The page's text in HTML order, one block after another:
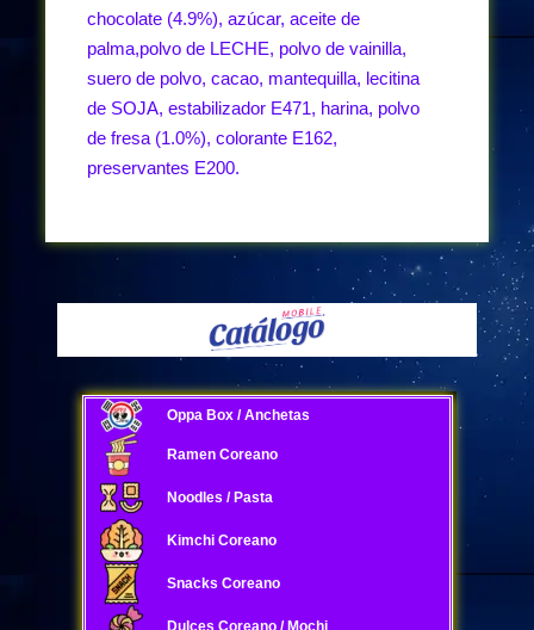
chocolate (4.9%), azúcar, aceite de
palma,polvo de LECHE, polvo de vainilla,
suero de polvo, cacao, mantequilla, lecitina
de SOJA, estabilizador E471, harina, polvo
de fresa (1.0%), colorante E162,
preservantes E200.
Oppa Box / Anchetas
Ramen Coreano
Noodles / Pasta
Kimchi Coreano
Snacks Coreano
Dulces Coreano / Mochi